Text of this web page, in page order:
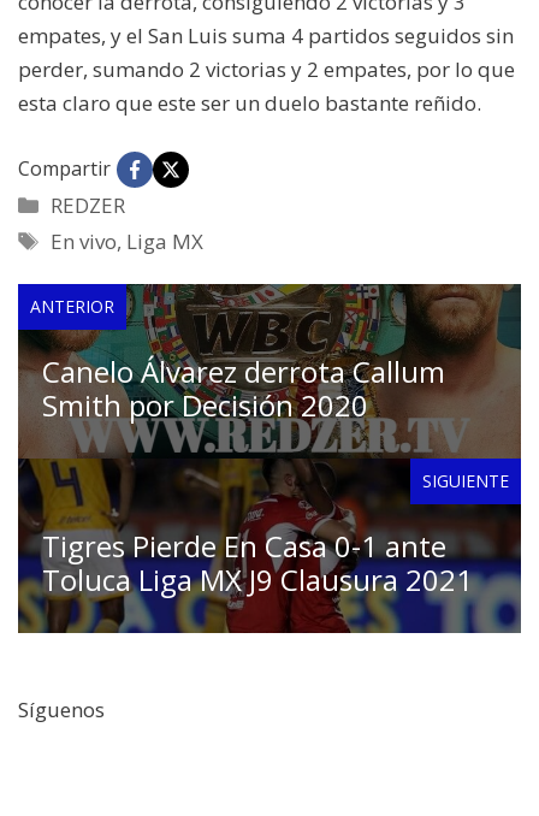
empates, y el San Luis suma 4 partidos seguidos sin
perder, sumando 2 victorias y 2 empates, por lo que
esta claro que este ser un duelo bastante reñido.
Compartir
Categorías
REDZER
Etiquetas
En vivo, Liga MX
ANTERIOR
Canelo Álvarez derrota Callum
Smith por Decisión 2020
SIGUIENTE
Tigres Pierde En Casa 0-1 ante
Toluca Liga MX J9 Clausura 2021
Síguenos